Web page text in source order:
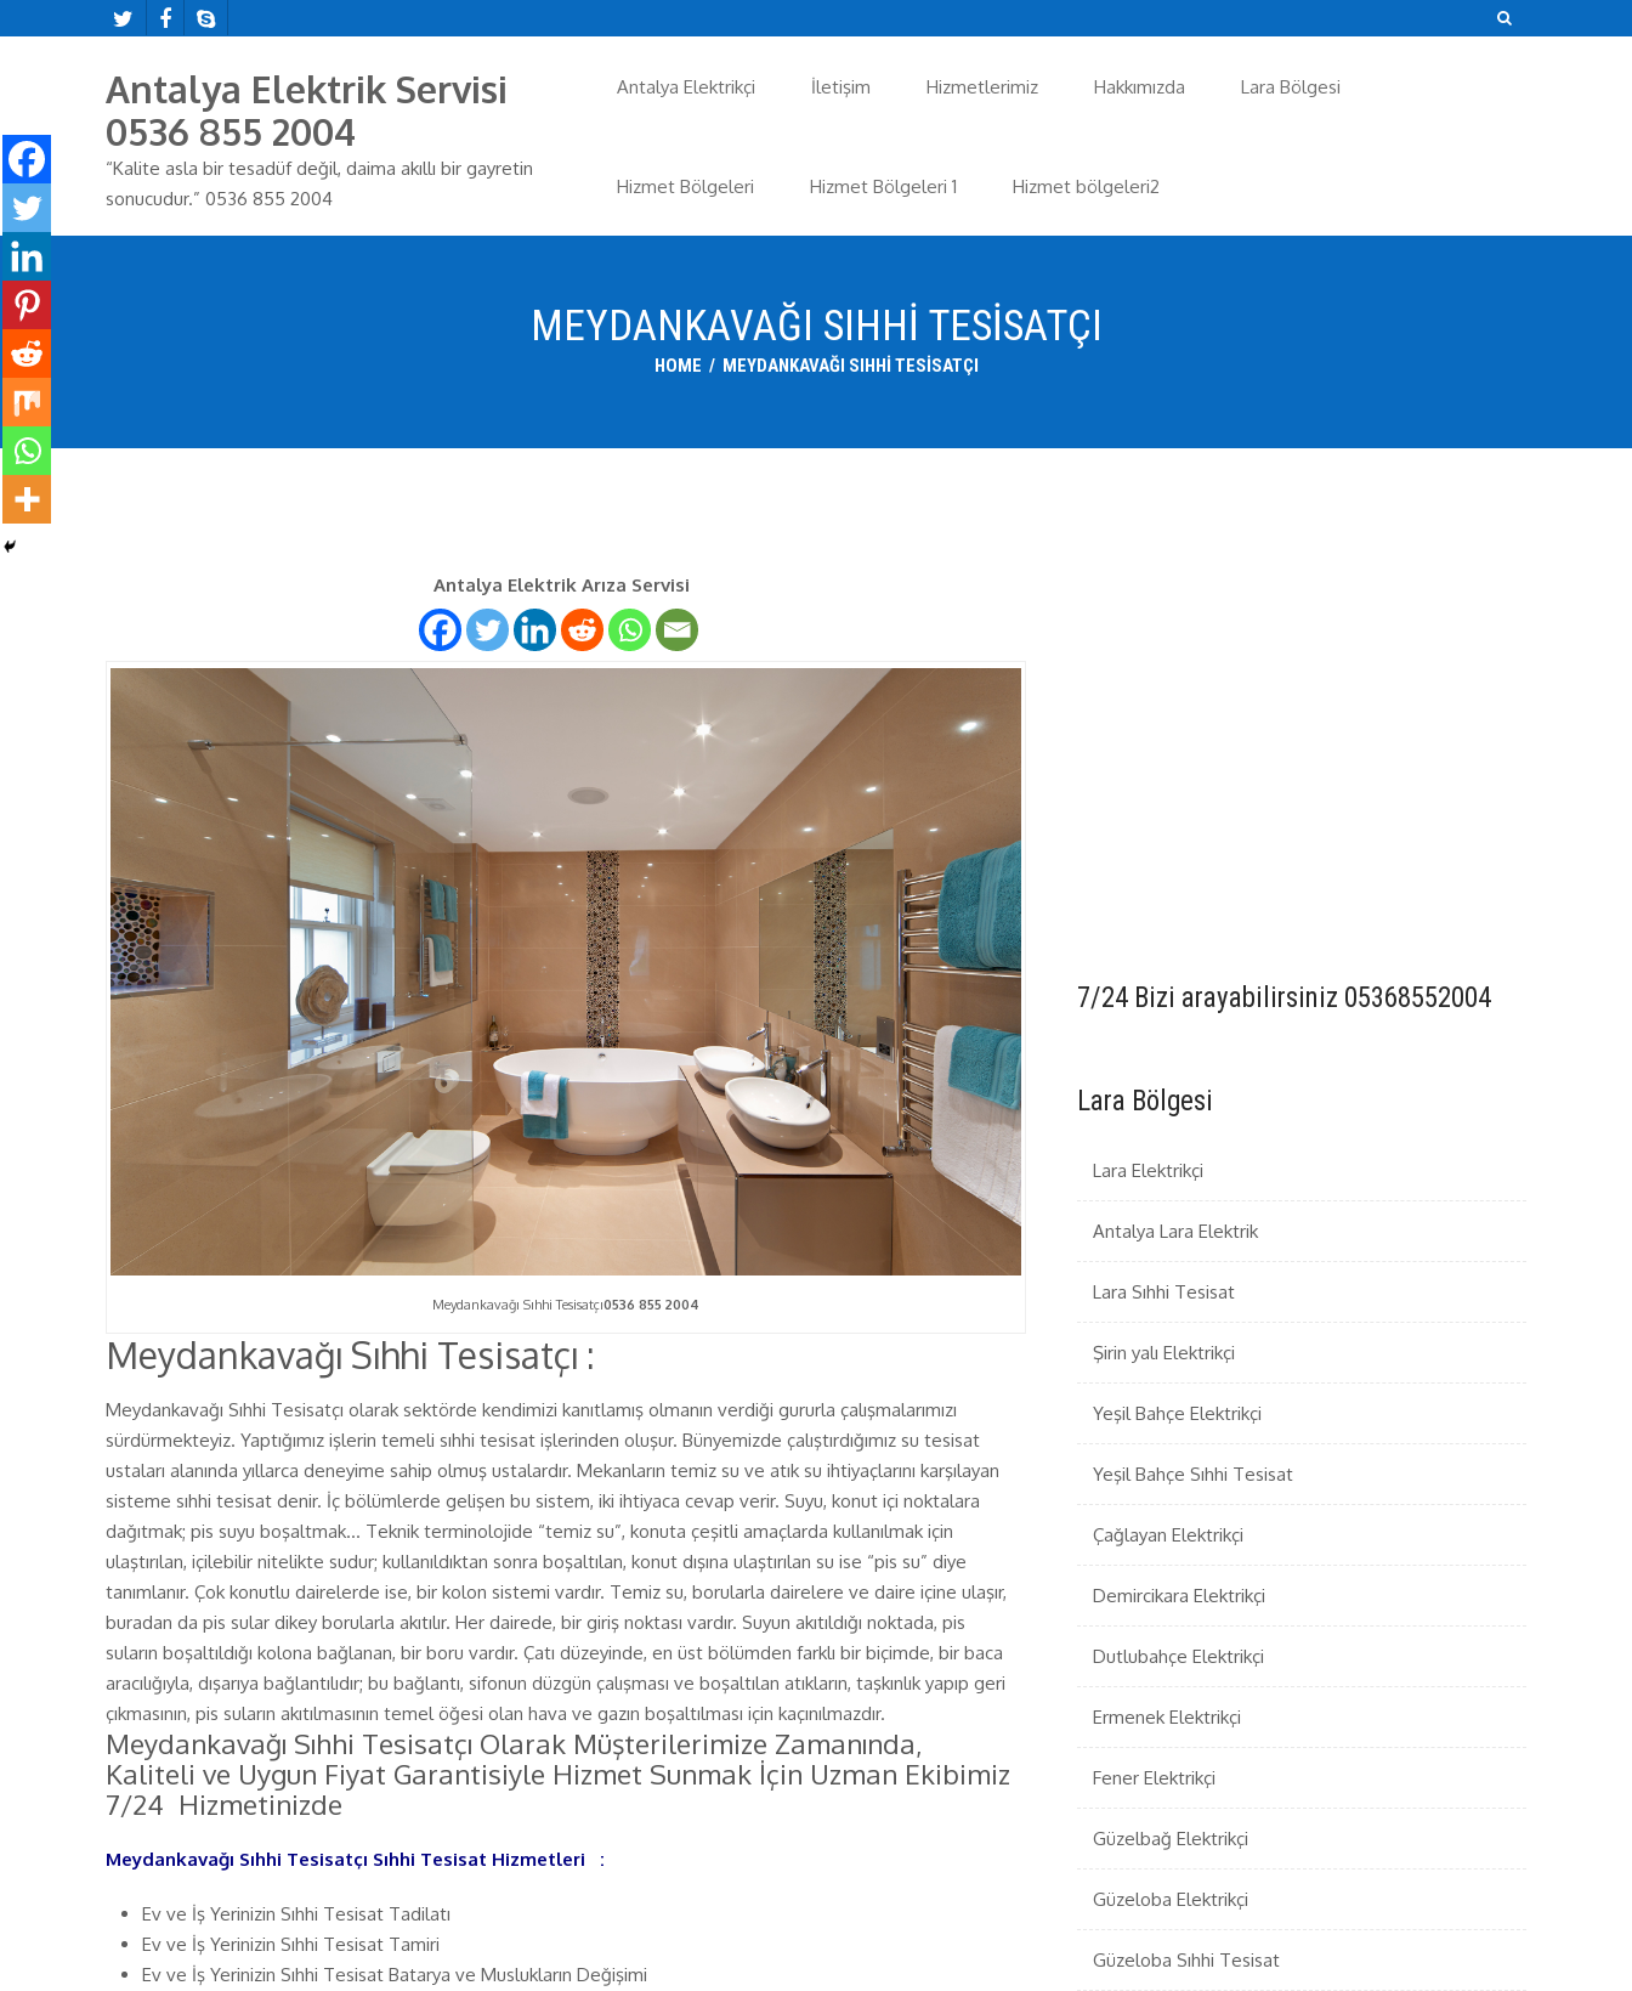
Antalya Elektrik Servisi
0536 855 2004
“Kalite asla bir tesadüf değil, daima akıllı bir gayretin
sonucudur.” 0536 855 2004
Antalya Elektrikçi İletişim Hizmetlerimiz Hakkımızda Lara Bölgesi
Hizmet Bölgeleri Hizmet Bölgeleri 1 Hizmet bölgeleri2
MEYDANKAVAĞI SIHHI TESISATÇI
HOME / MEYDANKAVAĞI SIHHI TESISATÇI
Antalya Elektrik Arıza Servisi
Meydankavağı Sıhhi Tesisatçı0536 855 2004
Meydankavağı Sıhhi Tesisatçı :
Meydankavağı Sıhhi Tesisatçı olarak sektörde kendimizi kanıtlamış olmanın verdiği gururla çalışmalarımızı
sürdürmekteyiz. Yaptığımız işlerin temeli sıhhi tesisat işlerinden oluşur. Bünyemizde çalıştırdığımız su tesisat
ustaları alanında yıllarca deneyime sahip olmuş ustalardır. Mekanların temiz su ve atık su ihtiyaçlarını karşılayan
sisteme sıhhi tesisat denir. İç bölümlerde gelişen bu sistem, iki ihtiyaca cevap verir. Suyu, konut içi noktalara
dağıtmak; pis suyu boşaltmak… Teknik terminolojide “temiz su”, konuta çeşitli amaçlarda kullanılmak için
ulaştırılan, içilebilir nitelikte sudur; kullanıldıktan sonra boşaltılan, konut dışına ulaştırılan su ise “pis su” diye
tanımlanır. Çok konutlu dairelerde ise, bir kolon sistemi vardır. Temiz su, borularla dairelere ve daire içine ulaşır,
buradan da pis sular dikey borularla akıtılır. Her dairede, bir giriş noktası vardır. Suyun akıtıldığı noktada, pis
suların boşaltıldığı kolona bağlanan, bir boru vardır. Çatı düzeyinde, en üst bölümden farklı bir biçimde, bir baca
aracılığıyla, dışarıya bağlantılıdır; bu bağlantı, sifonun düzgün çalışması ve boşaltılan atıkların, taşkınlık yapıp geri
çıkmasının, pis suların akıtılmasının temel öğesi olan hava ve gazın boşaltılması için kaçınılmazdır.
Meydankavağı Sıhhi Tesisatçı Olarak Müşterilerimize Zamanında,
Kaliteli ve Uygun Fiyat Garantisiyle Hizmet Sunmak İçin Uzman Ekibimiz
7/24 Hizmetinizde
Meydankavağı Sıhhi Tesisatçı Sıhhi Tesisat Hizmetleri :
Ev ve İş Yerinizin Sıhhi Tesisat Tadilatı
Ev ve İş Yerinizin Sıhhi Tesisat Tamiri
Ev ve İş Yerinizin Sıhhi Tesisat Batarya ve Muslukların Değişimi
7/24 Bizi arayabilirsiniz 05368552004
Lara Bölgesi
Lara Elektrikçi
Antalya Lara Elektrik
Lara Sıhhi Tesisat
Şirin yalı Elektrikçi
Yeşil Bahçe Elektrikçi
Yeşil Bahçe Sıhhi Tesisat
Çağlayan Elektrikçi
Demircikara Elektrikçi
Dutlubahçe Elektrikçi
Ermenek Elektrikçi
Fener Elektrikçi
Güzelbağ Elektrikçi
Güzeloba Elektrikçi
Güzeloba Sıhhi Tesisat